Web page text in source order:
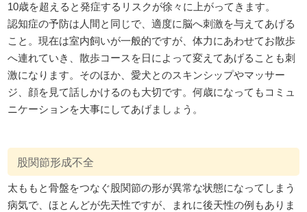
10歳を超えると発症するリスクが徐々に上がってきます。
認知症の予防は人間と同じで、適度に脳へ刺激を与えてあげる
こと。現在は室内飼いが一般的ですが、体力にあわせてお散歩
へ連れていき、散歩コースを日によって変えてあげることも刺
激になります。そのほか、愛犬とのスキンシップやマッサー
ジ、顔を見て話しかけるのも大切です。何歳になってもコミュ
ニケーションを大事にしてあげましょう。
股関節形成不全
太ももと骨盤をつなぐ股関節の形が異常な状態になってしまう
病気で、ほとんどが先天性ですが、まれに後天性の例もありま